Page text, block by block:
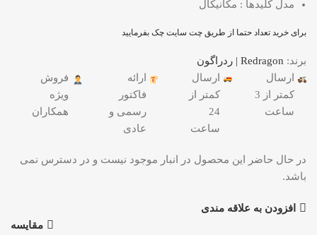
مدل کلیدها : مکانیکال
برای خرید تعداد حتما از طریق چت سایت چک بفرمایید
برند: Redragon | ردراگون
ارسال
کمتر از 3
ساعت
ارسال
کمتر از
24
ساعت
ارائه
فاکتور
رسمی و
عادی
فروش
ویژه
همکاران
در حال حاضر این محصول در انبار موجود نیست و در دسترس نمی
باشد.
افزودن به علاقه مندی
مقایسه